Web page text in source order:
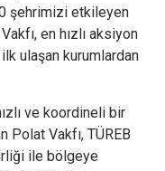
şehrimizi etkileyen
en hızlı aksiyon
ulaşan kurumlardan
ve koordineli bir
Polat Vakfı, TÜREB
ile bölgeye